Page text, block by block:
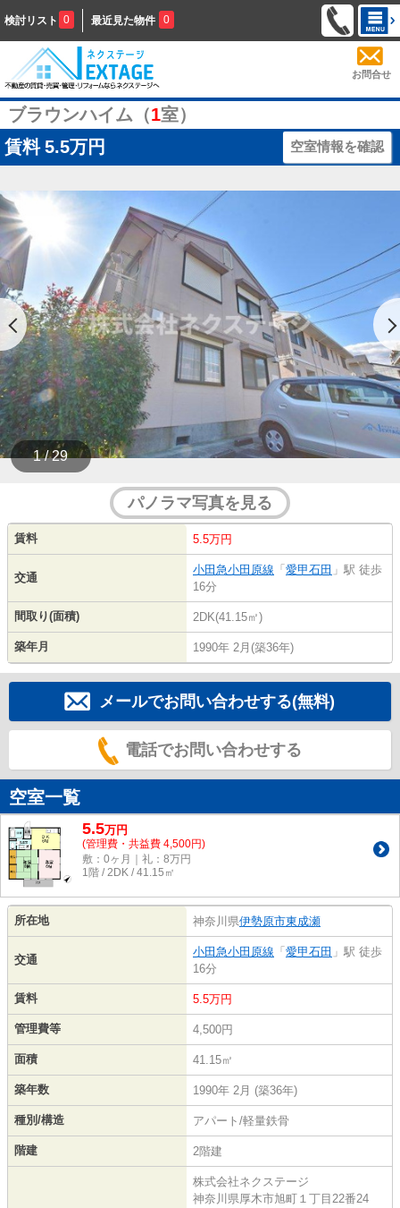
検討リスト 0 最近見た物件 0
お問合せ
ブラウンハイム（1室）
賃料 5.5万円 空室情報を確認
1 / 29
パノラマ写真を見る
賃料 5.5万円
交通
小田急小田原線 「 愛甲石田 」駅 徒歩
16分
間取り(面積) 2DK(41.15㎡)
築年月 1990年 2月(築36年)
メールでお問い合わせする(無料)
電話でお問い合わせする
空室一覧
5.5万円
(管理費・共益費 4,500円)
敷：0ヶ月｜礼：8万円
1階 / 2DK / 41.15㎡
所在地 神奈川県伊勢原市東成瀬
交通
小田急小田原線 「 愛甲石田 」駅 徒歩
16分
賃料 5.5万円
管理費等 4,500円
面積 41.15㎡
築年数 1990年 2月 (築36年)
種別/構造 アパート/軽量鉄骨
階建 2階建
株式会社ネクステージ
神奈川県厚木市旭町１丁目22番24